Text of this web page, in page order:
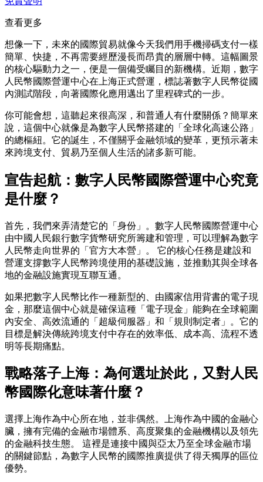
查看更多
想像一下，未來的國際貿易就像今天我們用手機掃碼支付一樣
簡單、快捷，不再需要經歷漫長而昂貴的層層中轉。這幅圖景
的核心驅動力之一，便是一個備受矚目的新機構。近期，數字
人民幣國際營運中心在上海正式營運，標誌著數字人民幣從國
內測試階段，向著國際化應用邁出了里程碑式的一步。
你可能會想，這聽起來很高深，和普通人有什麼關係？簡單來
說，這個中心就像是為數字人民幣搭建的「全球化高速公路」
的總樞紐。它的誕生，不僅關乎金融領域的變革，更預示著未
來跨境支付、貿易乃至個人生活的諸多新可能。
宣告起航：數字人民幣國際營運中心究竟
是什麼？
首先，我們來弄清楚它的「身份」。數字人民幣國際營運中心
由中國人民銀行數字貨幣研究所籌建和管理，可以理解為數字
人民幣走向世界的「官方大本營」。 它的核心任務是建設和
營運支撐數字人民幣跨境使用的基礎設施，並推動其與全球各
地的金融設施實現互聯互通。
如果把數字人民幣比作一種新型的、由國家信用背書的電子現
金，那麼這個中心就是確保這種「電子現金」能夠在全球範圍
內安全、高效流通的「超級伺服器」和「規則制定者」。它的
目標是解決傳統跨境支付中存在的效率低、成本高、流程不透
明等長期痛點。
戰略落子上海：為何選址於此，又對人民
幣國際化意味著什麼？
選擇上海作為中心所在地，並非偶然。上海作為中國的金融心
臟，擁有完備的金融市場體系、高度聚集的金融機構以及領先
的金融科技生態。 這裡是連接中國與亞太乃至全球金融市場
的關鍵節點，為數字人民幣的國際推廣提供了得天獨厚的區位
優勢。